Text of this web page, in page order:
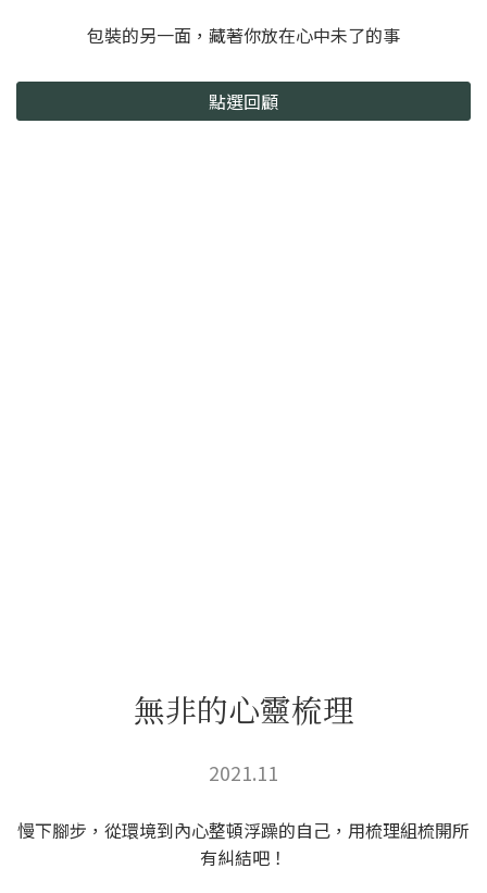
包裝的另一面，藏著你放在心中未了的事
點選回顧
無非的心靈梳理
2021.11
慢下腳步，從環境到內心整頓浮躁的自己，用梳理組梳開所
有糾結吧！